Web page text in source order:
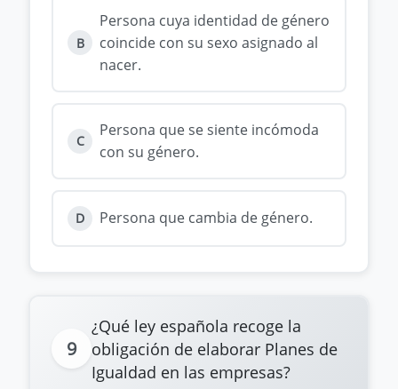
B
Persona cuya identidad de género
coincide con su sexo asignado al
nacer.
C
Persona que se siente incómoda
con su género.
D Persona que cambia de género.
9
¿Qué ley española recoge la
obligación de elaborar Planes de
Igualdad en las empresas?